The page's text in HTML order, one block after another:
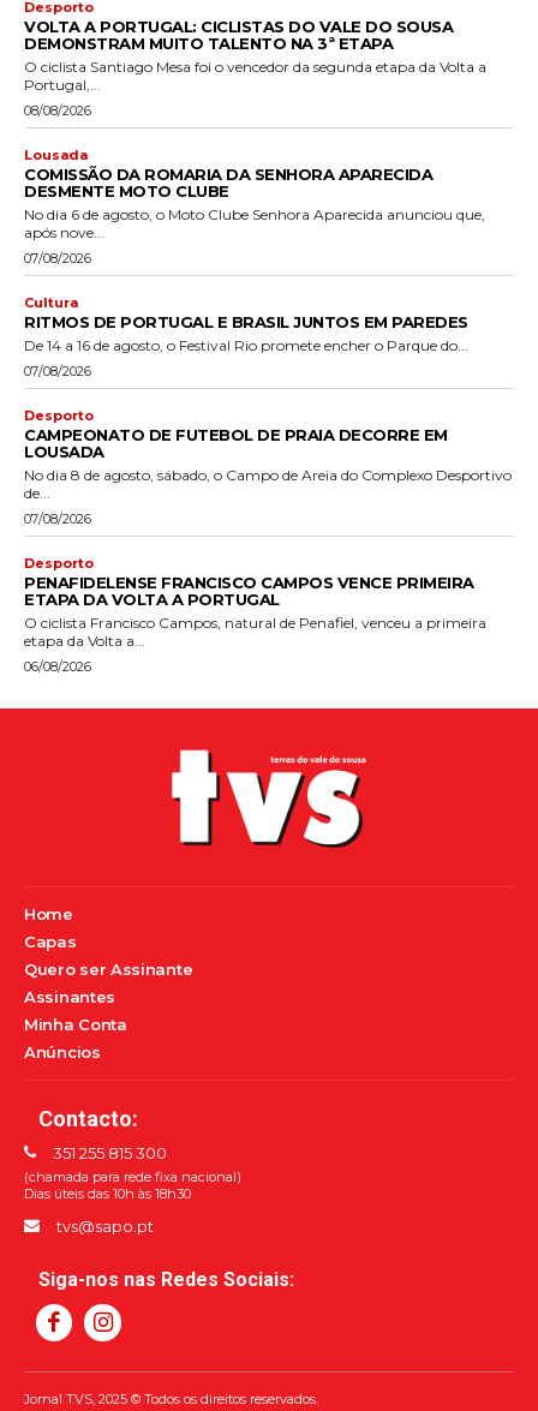
Desporto
VOLTA A PORTUGAL: CICLISTAS DO VALE DO SOUSA
DEMONSTRAM MUITO TALENTO NA 3ª ETAPA
O ciclista Santiago Mesa foi o vencedor da segunda etapa da Volta a
Portugal,...
08/08/2026
Lousada
COMISSÃO DA ROMARIA DA SENHORA APARECIDA
DESMENTE MOTO CLUBE
No dia 6 de agosto, o Moto Clube Senhora Aparecida anunciou que,
após nove...
07/08/2026
Cultura
RITMOS DE PORTUGAL E BRASIL JUNTOS EM PAREDES
De 14 a 16 de agosto, o Festival Rio promete encher o Parque do...
07/08/2026
Desporto
CAMPEONATO DE FUTEBOL DE PRAIA DECORRE EM
LOUSADA
No dia 8 de agosto, sábado, o Campo de Areia do Complexo Desportivo
de...
07/08/2026
Desporto
PENAFIDELENSE FRANCISCO CAMPOS VENCE PRIMEIRA
ETAPA DA VOLTA A PORTUGAL
O ciclista Francisco Campos, natural de Penafiel, venceu a primeira
etapa da Volta a...
06/08/2026
Home
Capas
Quero ser Assinante
Assinantes
Minha Conta
Anúncios
Contacto:
351 255 815 300
(chamada para rede fixa nacional)
Dias úteis das 10h às 18h30
tvs@sapo.pt
Siga-nos nas Redes Sociais:
Jornal TVS, 2025 © Todos os direitos reservados.